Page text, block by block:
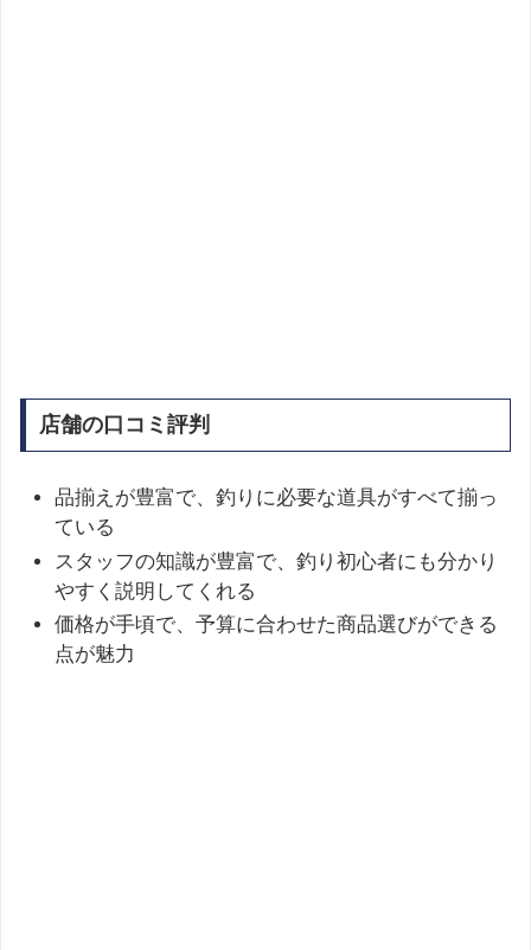
店舗の口コミ評判
品揃えが豊富で、釣りに必要な道具がすべて揃っ
ている
スタッフの知識が豊富で、釣り初心者にも分かり
やすく説明してくれる
価格が手頃で、予算に合わせた商品選びができる
点が魅力